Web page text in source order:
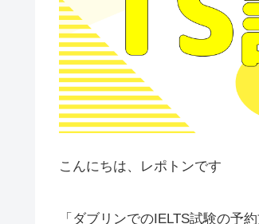
こんにちは、レポトンです
「ダブリンでのIELTS試験の予